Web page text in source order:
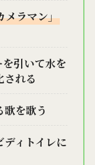
メラマン」
を引いて水を
される
を歌う
ィトイレに